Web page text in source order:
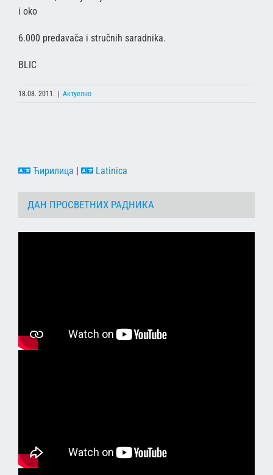
i oko
6.000 predavača i stručnih saradnika.
BLIC
18.08. 2011. | Актуелно
Ћирилица | Latinica
ДАН ПРОСВЕТНИХ РАДНИКА